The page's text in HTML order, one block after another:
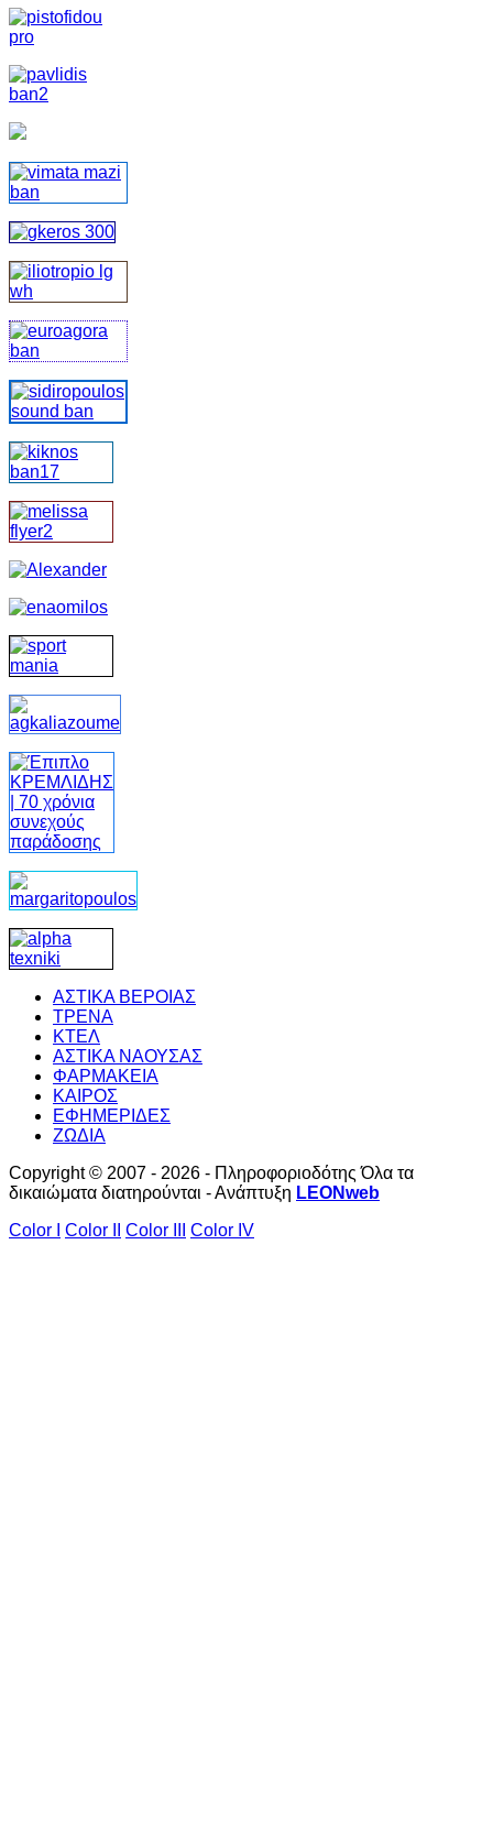
ΑΣΤΙΚΑ ΒΕΡΟΙΑΣ
ΤΡΕΝΑ
ΚΤΕΛ
ΑΣΤΙΚΑ ΝΑΟΥΣΑΣ
ΦΑΡΜΑΚΕΙΑ
ΚΑΙΡΟΣ
ΕΦΗΜΕΡΙΔΕΣ
ΖΩΔΙΑ
Copyright © 2007 - 2026 - Πληροφοριοδότης Όλα τα
δικαιώματα διατηρούνται - Ανάπτυξη LEONweb
Color I
Color II Color III Color IV